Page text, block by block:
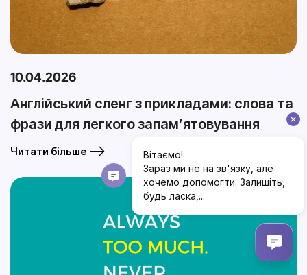
10.04.2026
Англійський сленг з прикладами: слова та
фрази для легкого запам’ятовування
Читати більше